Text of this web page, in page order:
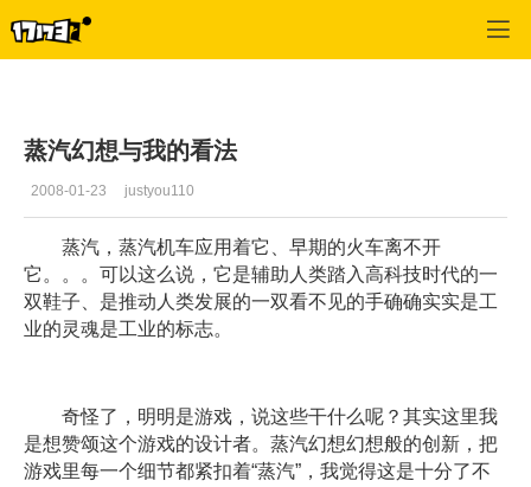
蒸汽幻想与我的看法
2008-01-23 justyou110
蒸汽，蒸汽机车应用着它、早期的火车离不开
它。。。可以这么说，它是辅助人类踏入高科技时代的一
双鞋子、是推动人类发展的一双看不见的手确确实实是工
业的灵魂是工业的标志。
奇怪了，明明是游戏，说这些干什么呢？其实这里我
是想赞颂这个游戏的设计者。蒸汽幻想幻想般的创新，把
游戏里每一个细节都紧扣着“蒸汽”，我觉得这是十分了不